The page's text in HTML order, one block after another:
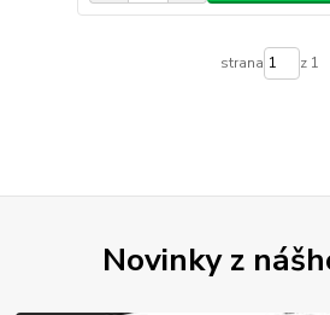
strana z 1
Novinky z